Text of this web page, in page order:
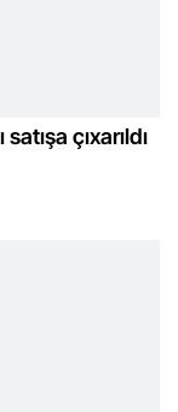
çıxarıldı